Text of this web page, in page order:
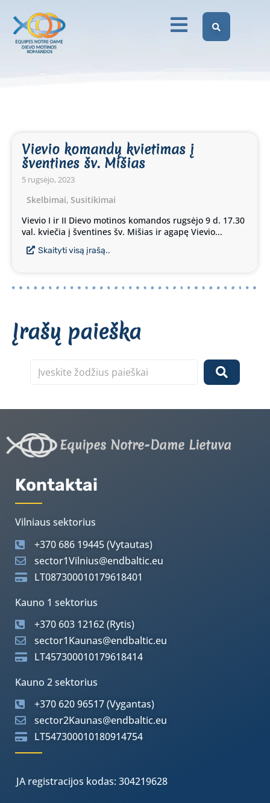
Vievio komandų kvietimas į
šventines šv. Mišias
5 rugsėjo, 2023
Skelbimai, Susitikimai
Vievio I ir II Dievo motinos komandos rugsėjo 9 d. 17.30
val. kviečia į šventines šv. Mišias ir agapę Vievio...
Skaityti visą įrašą..
Įrašų paieška
Equipes Notre-Dame Lietuva
Kontaktai
Vilniaus sektorius
+370 686 19445 (Vytautas)
sector1Vilnius@endbaltic.eu
LT087300010179618401
Kauno 1 sektorius
+370 603 12162 (Rytis)
sector1Kaunas@endbaltic.eu
LT457300010179618414
Kauno 2 sektorius
+370 620 96517 (Vygantas)
sector2Kaunas@endbaltic.eu
LT547300010180914754
JA registracijos kodas: 304219628